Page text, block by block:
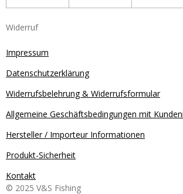
Widerruf
Impressum
Datenschutzerklärung
Widerrufsbelehrung & Widerrufsformular
Allgemeine Geschäftsbedingungen mit
Hersteller / Importeur Informationen
Produkt-Sicherheit
Kontakt
© 2025 V&S Fishing